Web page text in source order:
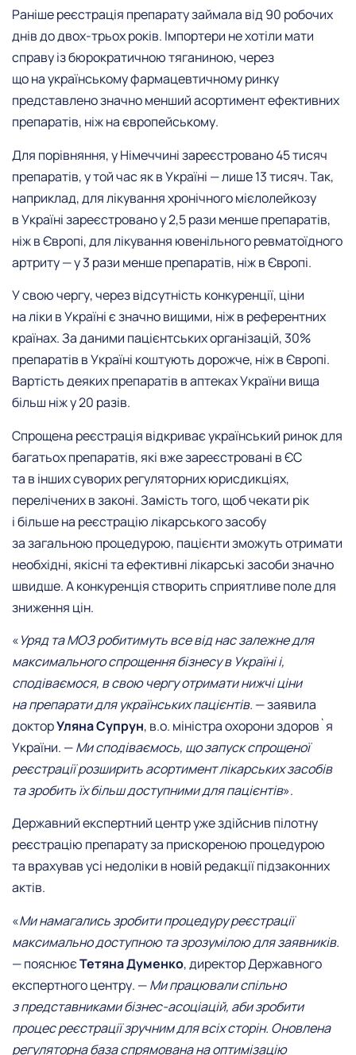
Раніше реєстрація препарату займала від 90 робочих
днів до двох-трьох років. Імпортери не хотіли мати
справу із бюрократичною тяганиною, через
що на українському фармацевтичному ринку
представлено значно менший асортимент ефективних
препаратів, ніж на європейському.
Для порівняння, у Німеччині зареєстровано 45 тисяч
препаратів, у той час як в Україні — лише 13 тисяч. Так,
наприклад, для лікування хронічного мієлолейкозу
в Україні зареєстровано у 2,5 рази менше препаратів,
ніж в Європі, для лікування ювенільного ревматоїдного
артриту — у 3 рази менше препаратів, ніж в Європі.
У свою чергу, через відсутність конкуренції, ціни
на ліки в Україні є значно вищими, ніж в референтних
країнах. За даними пацієнтських організацій, 30%
препаратів в Україні коштують дорожче, ніж в Європі.
Вартість деяких препаратів в аптеках України вища
більш ніж у 20 разів.
Спрощена реєстрація відкриває український ринок для
багатьох препаратів, які вже зареєстровані в ЄС
та в інших суворих регуляторних юрисдикціях,
перелічених в законі. Замість того, щоб чекати рік
і більше на реєстрацію лікарського засобу
за загальною процедурою, пацієнти зможуть отримати
необхідні, якісні та ефективні лікарські засоби значно
швидше. А конкуренція створить сприятливе поле для
зниження цін.
«Уряд та МОЗ робитимуть все від нас залежне для
максимального спрощення бізнесу в Україні і,
сподіваємося, в свою чергу отримати нижчі ціни
на препарати для українських пацієнтів. — заявила
докторУляна Супрун, в.о. міністра охорони здоров`я
України. —Ми сподіваємось, що запуск спрощеної
реєстрації розширить асортимент лікарських засобів
та зробить їх більш доступними для пацієнтів».
Державний експертний центр уже здійснив пілотну
реєстрацію препарату за прискореною процедурою
та врахував усі недоліки в новій редакції підзаконних
актів.
«Ми намагались зробити процедуру реєстрації
максимально доступною та зрозумілою для заявників.
— пояснюєТетяна Думенко, директор Державного
експертного центру. —Ми працювали спільно
з представниками бізнес-асоціацій, аби зробити
процес реєстрації зручним для всіх сторін. Оновлена
регуляторна база спрямована на оптимізацію